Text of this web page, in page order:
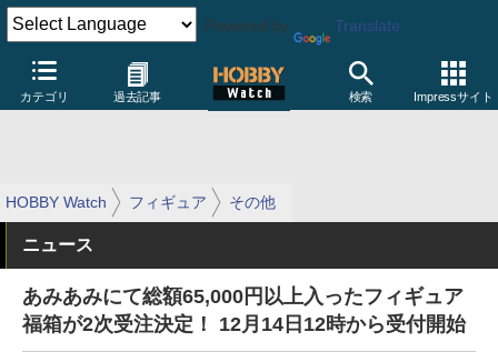
Powered by Translate
カテゴリ 過去記事 検索 Impressサイト
HOBBY Watch フィギュア その他
ニュース
あみあみにて総額65,000円以上入ったフィギュア
福箱が2次受注決定！ 12月14日12時から受付開始